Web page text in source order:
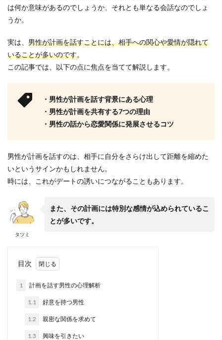
は何か意味があるのでしょうか、それとも単なる会話なのでしょ
うか。
実は、 男性が計画を話すことには、相手への関心や愛情が隠れて
いることが多いのです。
この記事では、以下の点に焦点を当てて解説します。
・男性が計画を話す背景にある心理
・男性が計画を共有する7つの理由
・男性の話から恋愛関係に発展させるコツ
男性が計画を話すのは、相手に自分をさらけ出して距離を縮めた
いというサインかもしれません。
時には、これがデートの誘いにつながることもあります。
タツミ
また、その計画には特別な感情が込められているこ
とが多いです。
目次
1 計画を話す男性の心理解析
1.1 好意を持つ男性
1.2 親密な関係を求めて
1.3 興味を引きたい